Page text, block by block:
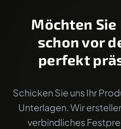
Möchten
schon vor
perfekt
Schicken Sie uns Ihr
Unterlagen. Wir
verbindliches